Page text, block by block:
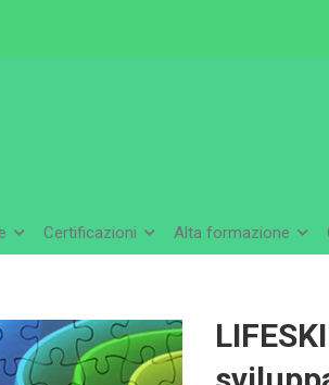
Certificazioni Alta formazione